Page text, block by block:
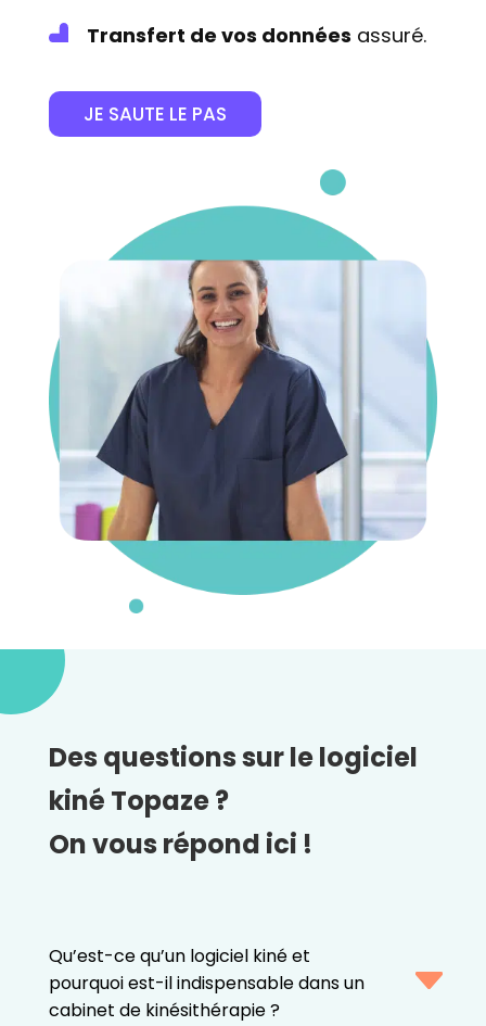
Transfert de vos données assuré.
JE SAUTE LE PAS
Des questions sur le logiciel
kiné Topaze ?
On vous répond ici !
Qu’est-ce qu’un logiciel kiné et
pourquoi est-il indispensable dans un
cabinet de kinésithérapie ?